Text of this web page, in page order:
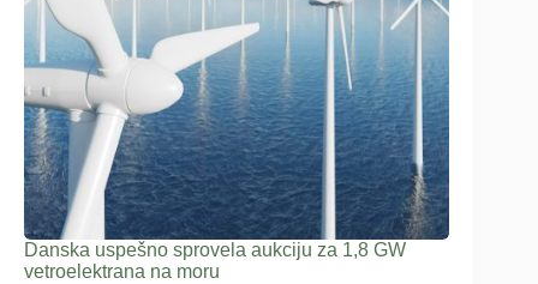
Danska uspešno sprovela aukciju za 1,8 GW
vetroelektrana na moru